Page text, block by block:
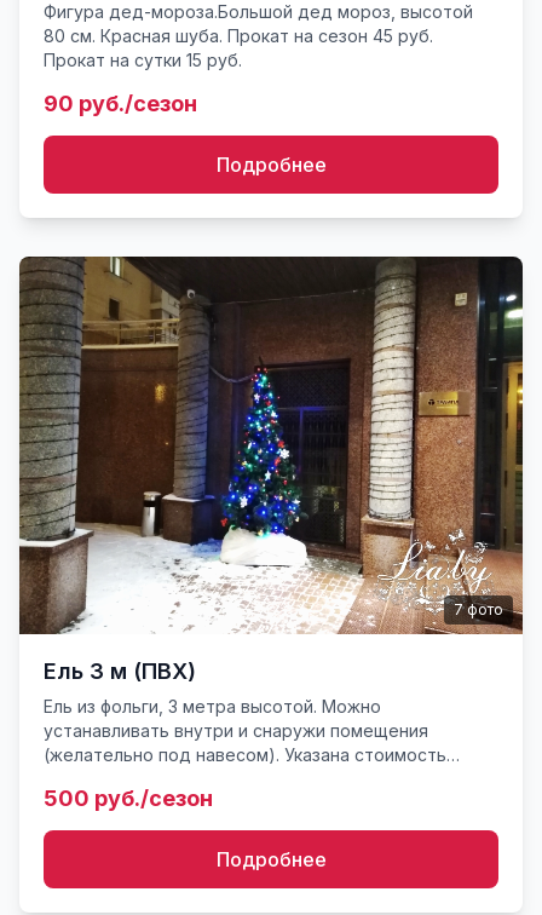
Фигура дед-мороза.Большой дед мороз, высотой
80 см. Красная шуба. Прокат на сезон 45 руб.
Прокат на сутки 15 руб.
90 руб./сезон
Подробнее
7фото
Ель 3 м (ПВХ)
Ель из фольги, 3 метра высотой. Можно
устанавливать внутри и снаружи помещения
(желательно под навесом). Указана стоимость
световой гирляндой на период ...
500 руб./сезон
Подробнее